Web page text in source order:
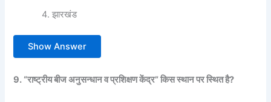
झारखंड
Show Answer
9. “राष्ट्रीय बीज अनुसन्धान व प्रशिक्षण केंद्र” किस स्थान पर स्थित है?